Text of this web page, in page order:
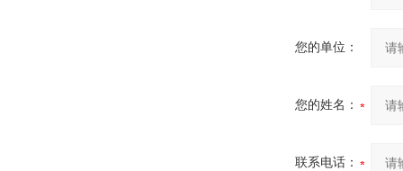
您的单位：
您的姓名：
联系电话：